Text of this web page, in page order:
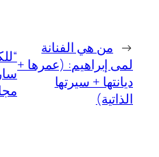
← من هي الفنانة
لمى إبراهيم: (عمرها +
ديانتها + سيرتها
الذاتية)